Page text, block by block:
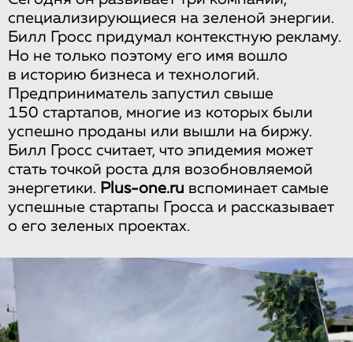
специализирующиеся на зеленой энергии.
Билл Гросс придумал контекстную рекламу.
Но не только поэтому его имя вошло
в историю бизнеса и технологий.
Предприниматель запустил свыше
150 стартапов, многие из которых были
успешно проданы или вышли на биржу.
Билл Гросс считает, что эпидемия может
стать точкой роста для возобновляемой
энергетики. Plus-one.ru вспоминает самые
успешные стартапы Гросса и рассказывает
о его зеленых проектах.